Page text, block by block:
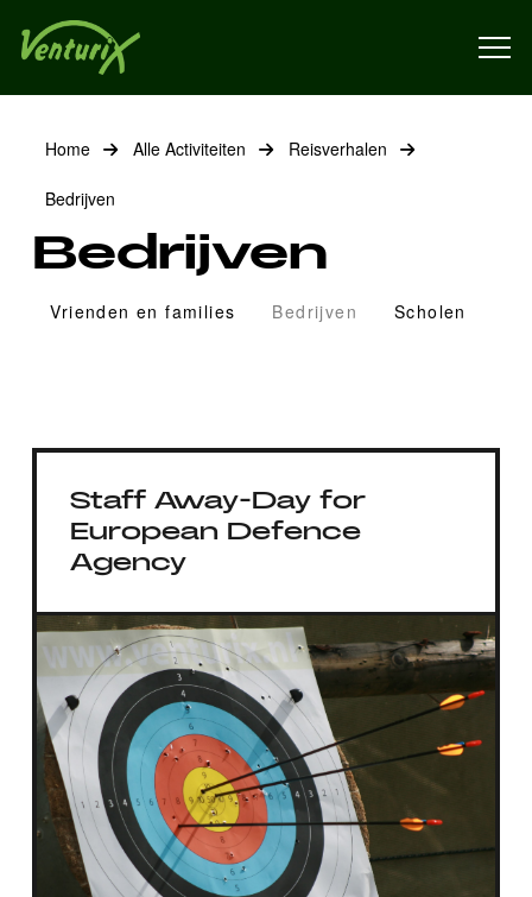
Home Alle Activiteiten Reisverhalen
Bedrijven
Bedrijven
Vrienden en families Bedrijven Scholen
Staff Away-Day for
European Defence
Agency